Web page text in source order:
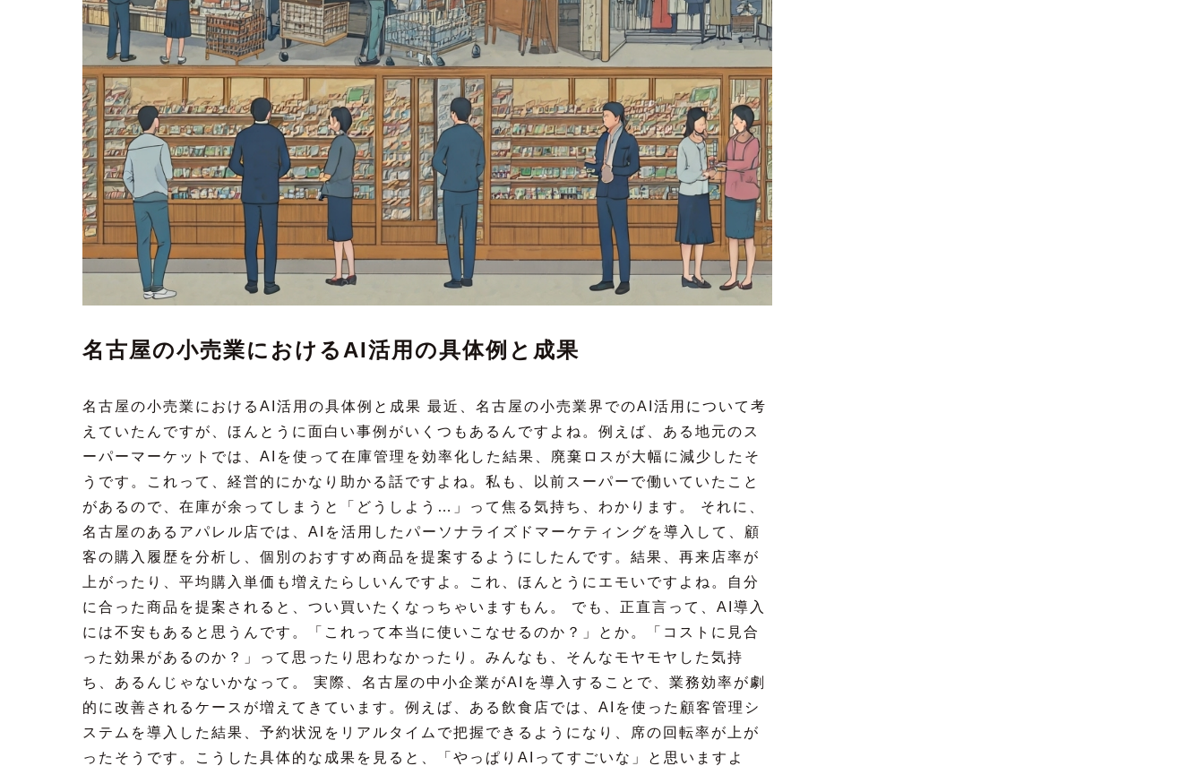
名古屋の小売業におけるAI活用の具体例と成果
名古屋の小売業におけるAI活用の具体例と成果 最近、名古屋の小売業界でのAI活用について考
えていたんですが、ほんとうに面白い事例がいくつもあるんですよね。例えば、ある地元のス
ーパーマーケットでは、AIを使って在庫管理を効率化した結果、廃棄ロスが大幅に減少したそ
うです。これって、経営的にかなり助かる話ですよね。私も、以前スーパーで働いていたこと
があるので、在庫が余ってしまうと「どうしよう…」って焦る気持ち、わかります。 それに、
名古屋のあるアパレル店では、AIを活用したパーソナライズドマーケティングを導入して、顧
客の購入履歴を分析し、個別のおすすめ商品を提案するようにしたんです。結果、再来店率が
上がったり、平均購入単価も増えたらしいんですよ。これ、ほんとうにエモいですよね。自分
に合った商品を提案されると、つい買いたくなっちゃいますもん。 でも、正直言って、AI導入
には不安もあると思うんです。「これって本当に使いこなせるのか？」とか。「コストに見合
った効果があるのか？」って思ったり思わなかったり。みんなも、そんなモヤモヤした気持
ち、あるんじゃないかなって。 実際、名古屋の中小企業がAIを導入することで、業務効率が劇
的に改善されるケースが増えてきています。例えば、ある飲食店では、AIを使った顧客管理シ
ステムを導入した結果、予約状況をリアルタイムで把握できるようになり、席の回転率が上が
ったそうです。こうした具体的な成果を見ると、「やっぱりAIってすごいな」と思いますよ